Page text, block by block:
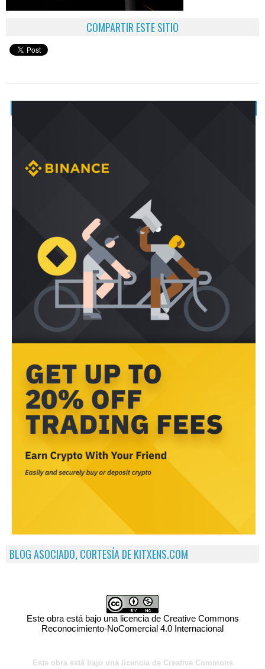
COMPARTIR ESTE SITIO
BLOG ASOCIADO, CORTESÍA DE KITXENS.COM
Este obra está bajo una licencia de Creative Commons
Reconocimiento-NoComercial 4.0 Internacional
Este obra está bajo una licencia de Creative Commons